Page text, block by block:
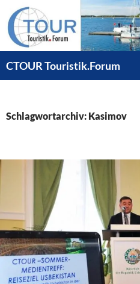
Inhalt
springen
CTOUR Touristik.Forum
Schlagwortarchiv: Kasimov